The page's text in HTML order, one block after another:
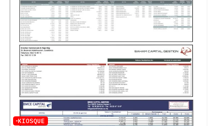
KIOSQUE